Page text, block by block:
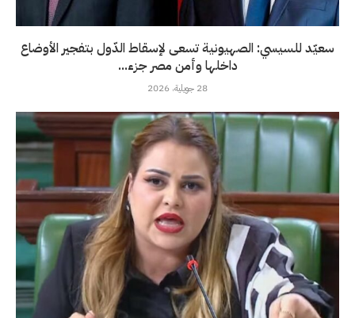
سعيّد للسيسي: الصهيونية تسعى لإسقاط الدّول بتفجير الأوضاع
داخلها وأمن مصر جزء...
28 جويلية، 2026